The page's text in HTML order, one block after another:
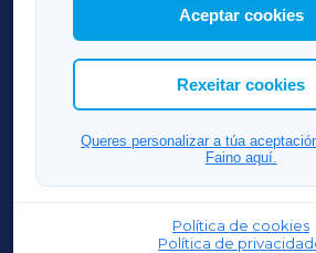
Así mesmo, podes personalizar a
cookies que desexas permitir.
Aceptar cookies
Rexeitar cookies
Queres personalizar a túa
Faino aquí.
Política de cookies
Política de
RIBEIRASACRAXA
ACORUÑAXA
FERROLXA
OURENSEXA